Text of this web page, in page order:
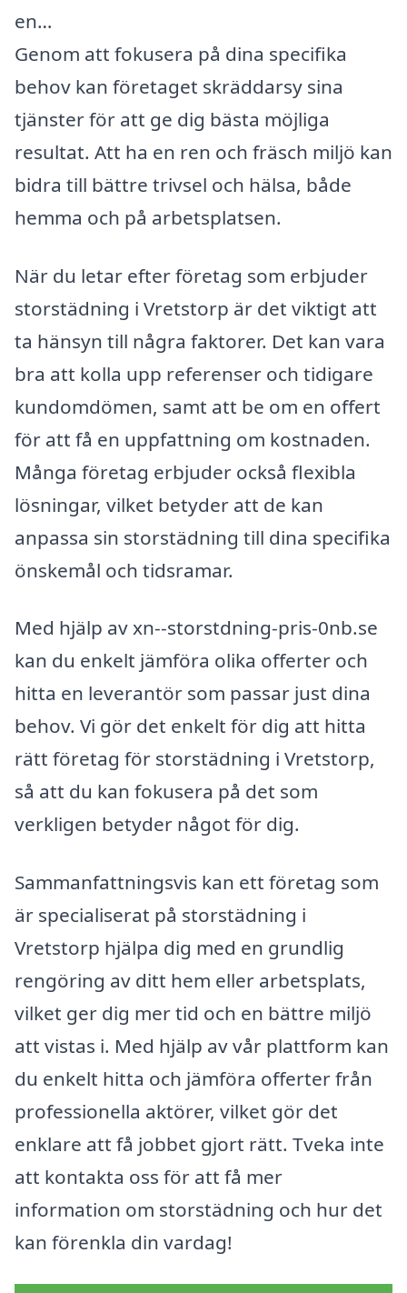
en…
Genom att fokusera på dina specifika
behov kan företaget skräddarsy sina
tjänster för att ge dig bästa möjliga
resultat. Att ha en ren och fräsch miljö kan
bidra till bättre trivsel och hälsa, både
hemma och på arbetsplatsen.
När du letar efter företag som erbjuder
storstädning i Vretstorp är det viktigt att
ta hänsyn till några faktorer. Det kan vara
bra att kolla upp referenser och tidigare
kundomdömen, samt att be om en offert
för att få en uppfattning om kostnaden.
Många företag erbjuder också flexibla
lösningar, vilket betyder att de kan
anpassa sin storstädning till dina specifika
önskemål och tidsramar.
Med hjälp av xn--storstdning-pris-0nb.se
kan du enkelt jämföra olika offerter och
hitta en leverantör som passar just dina
behov. Vi gör det enkelt för dig att hitta
rätt företag för storstädning i Vretstorp,
så att du kan fokusera på det som
verkligen betyder något för dig.
Sammanfattningsvis kan ett företag som
är specialiserat på storstädning i
Vretstorp hjälpa dig med en grundlig
rengöring av ditt hem eller arbetsplats,
vilket ger dig mer tid och en bättre miljö
att vistas i. Med hjälp av vår plattform kan
du enkelt hitta och jämföra offerter från
professionella aktörer, vilket gör det
enklare att få jobbet gjort rätt. Tveka inte
att kontakta oss för att få mer
information om storstädning och hur det
kan förenkla din vardag!